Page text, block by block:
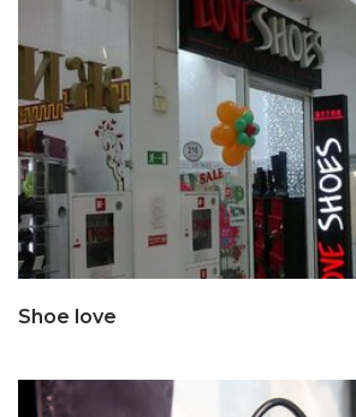
Shoe love